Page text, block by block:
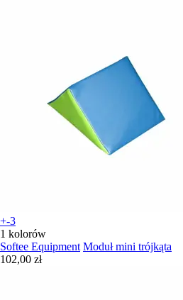
+-3
1 kolorów
Softee Equipment Moduł mini trójkąta
102,00 zł